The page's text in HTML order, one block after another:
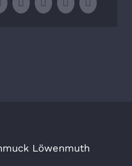
WhatsApp
TumblrPinterest
E-
Mail
Löwenmuth